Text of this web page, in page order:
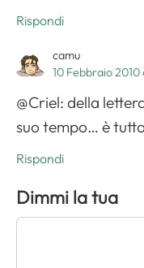
Rispondi
camu
10 Febbraio 2010
@Criel: della
suo tempo… è
Rispondi
Dimmi la tua